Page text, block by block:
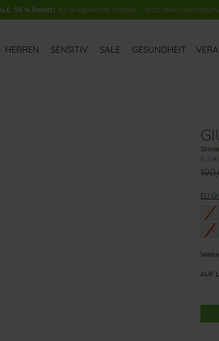
50 % Rabatt auf ausgewählte Modelle - Jetzt neue
HERREN SENSITIV SALE GESUNDHEIT
9-
EU
36
42
AUF